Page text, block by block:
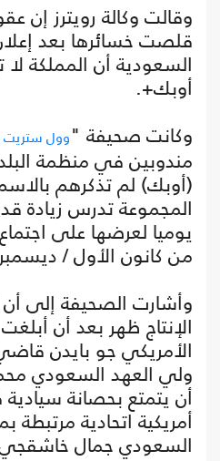
وقالت وكالة رويترز إن
قلصت خسائرها بعد إعلان
السعودية أن المملكة لا
أوبك+.
وكانت صحيفة "وول ستريت
مندوبين في منظمة
(أوبك) لم تذكرهم
يوميا لعرضها على
من كانون الأول /
وأشارت الصحيفة إلى أن
الإنتاج ظهر بعد أن
الأمريكي جو بايدن
ولي العهد السعودي
أن يتمتع بحصانة
أمريكية اتحادية
السعودي جمال